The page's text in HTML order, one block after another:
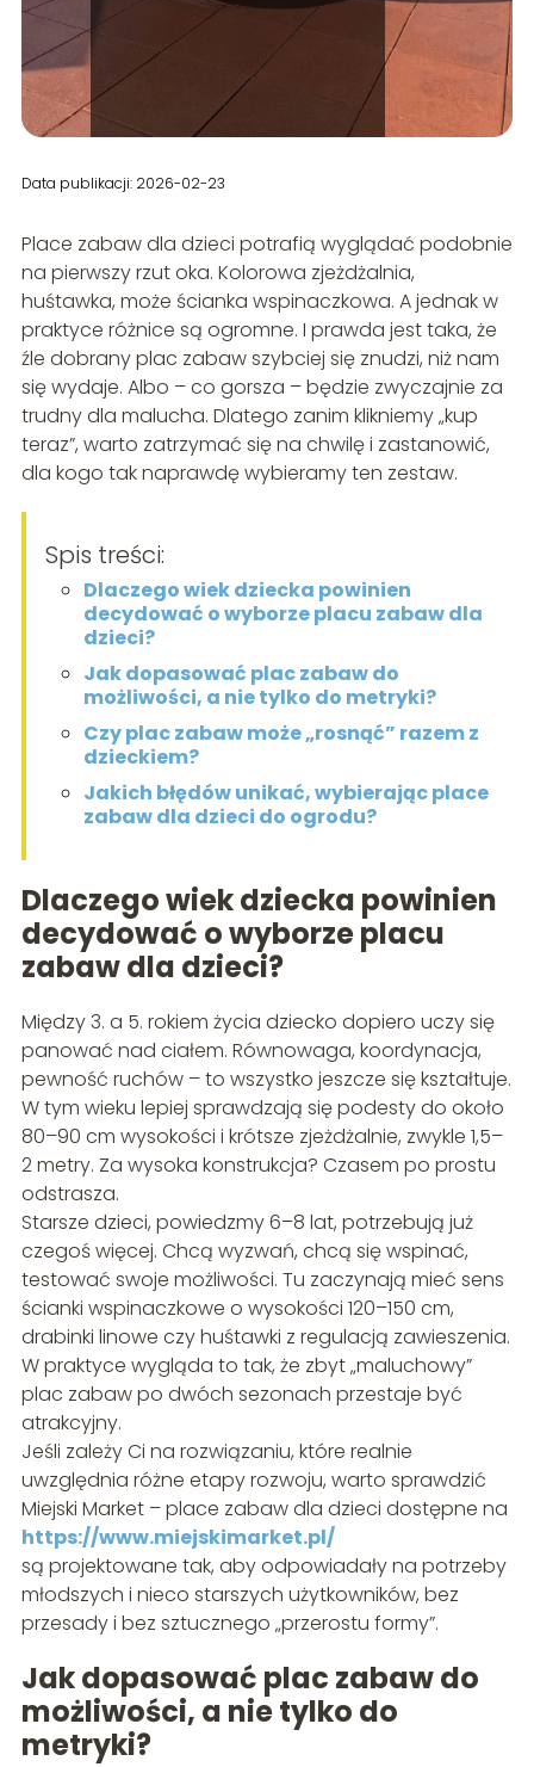
Data publikacji: 2026-02-23
Place zabaw dla dzieci potrafią wyglądać podobnie
na pierwszy rzut oka. Kolorowa zjeżdżalnia,
huśtawka, może ścianka wspinaczkowa. A jednak w
praktyce różnice są ogromne. I prawda jest taka, że
źle dobrany plac zabaw szybciej się znudzi, niż nam
się wydaje. Albo – co gorsza – będzie zwyczajnie za
trudny dla malucha. Dlatego zanim klikniemy „kup
teraz”, warto zatrzymać się na chwilę i zastanowić,
dla kogo tak naprawdę wybieramy ten zestaw.
Spis treści:
Dlaczego wiek dziecka powinien
decydować o wyborze placu zabaw dla
dzieci?
Jak dopasować plac zabaw do
możliwości, a nie tylko do metryki?
Czy plac zabaw może „rosnąć” razem z
dzieckiem?
Jakich błędów unikać, wybierając place
zabaw dla dzieci do ogrodu?
Dlaczego wiek dziecka powinien
decydować o wyborze placu
zabaw dla dzieci?
Między 3. a 5. rokiem życia dziecko dopiero uczy się
panować nad ciałem. Równowaga, koordynacja,
pewność ruchów – to wszystko jeszcze się kształtuje.
W tym wieku lepiej sprawdzają się podesty do około
80–90 cm wysokości i krótsze zjeżdżalnie, zwykle 1,5–
2 metry. Za wysoka konstrukcja? Czasem po prostu
odstrasza.
Starsze dzieci, powiedzmy 6–8 lat, potrzebują już
czegoś więcej. Chcą wyzwań, chcą się wspinać,
testować swoje możliwości. Tu zaczynają mieć sens
ścianki wspinaczkowe o wysokości 120–150 cm,
drabinki linowe czy huśtawki z regulacją zawieszenia.
W praktyce wygląda to tak, że zbyt „maluchowy”
plac zabaw po dwóch sezonach przestaje być
atrakcyjny.
Jeśli zależy Ci na rozwiązaniu, które realnie
uwzględnia różne etapy rozwoju, warto sprawdzić
Miejski Market – place zabaw dla dzieci dostępne na
https://www.miejskimarket.pl/
są projektowane tak, aby odpowiadały na potrzeby
młodszych i nieco starszych użytkowników, bez
przesady i bez sztucznego „przerostu formy”.
Jak dopasować plac zabaw do
możliwości, a nie tylko do
metryki?